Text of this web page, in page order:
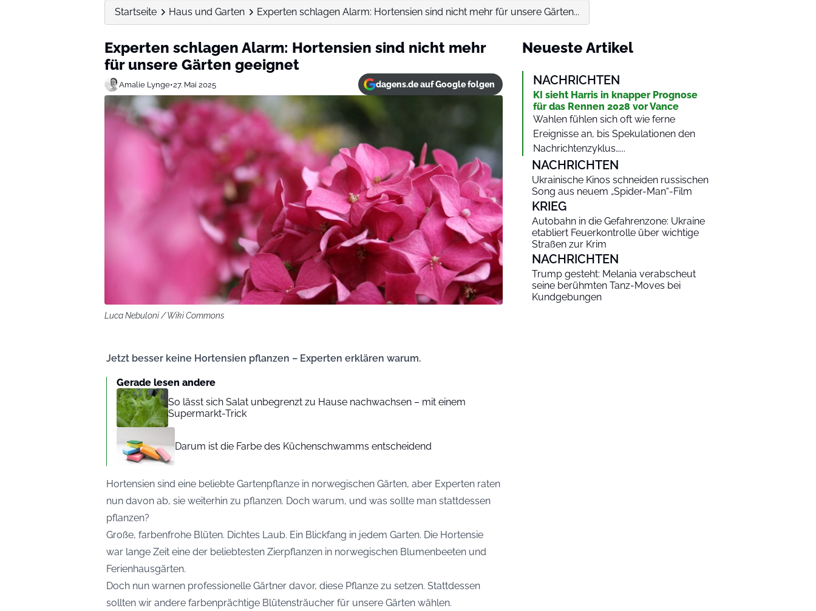
Startseite Haus und Garten Experten schlagen Alarm: Hortensien sind nicht mehr für unsere Gärten...
Experten schlagen Alarm: Hortensien sind nicht mehr
für unsere Gärten geeignet
Amalie Lynge•27. Mai 2025 dagens.de auf Google folgen
Luca Nebuloni / Wiki Commons
Jetzt besser keine Hortensien pflanzen – Experten erklären warum.
Gerade lesen andere
So lässt sich Salat unbegrenzt zu Hause nachwachsen – mit einem
Supermarkt-Trick
Darum ist die Farbe des Küchenschwamms entscheidend
Hortensien sind eine beliebte Gartenpflanze in norwegischen Gärten, aber Experten raten
nun davon ab, sie weiterhin zu pflanzen. Doch warum, und was sollte man stattdessen
pflanzen?
Große, farbenfrohe Blüten. Dichtes Laub. Ein Blickfang in jedem Garten. Die Hortensie
war lange Zeit eine der beliebtesten Zierpflanzen in norwegischen Blumenbeeten und
Ferienhausgärten.
Doch nun warnen professionelle Gärtner davor, diese Pflanze zu setzen. Stattdessen
sollten wir andere farbenprächtige Blütensträucher für unsere Gärten wählen.
Neueste Artikel
NACHRICHTEN
KI sieht Harris in knapper Prognose
für das Rennen 2028 vor Vance
Wahlen fühlen sich oft wie ferne
Ereignisse an, bis Spekulationen den
Nachrichtenzyklus…...
NACHRICHTEN
Ukrainische Kinos schneiden russischen
Song aus neuem „Spider-Man“-Film
KRIEG
Autobahn in die Gefahrenzone: Ukraine
etabliert Feuerkontrolle über wichtige
Straßen zur Krim
NACHRICHTEN
Trump gesteht: Melania verabscheut
seine berühmten Tanz-Moves bei
Kundgebungen